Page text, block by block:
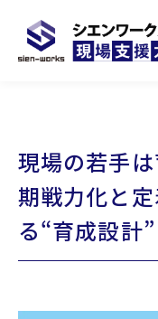
人材育成のヒント
サービス
現場の若手
期戦力化と
る“育成設計